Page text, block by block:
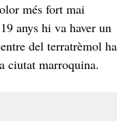
més fort mai
anys hi va haver un
del terratrèmol ha
ciutat marroquina.